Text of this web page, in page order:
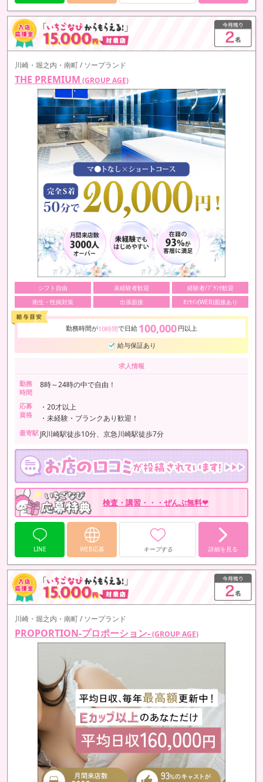
川崎・堀之内・南町 / ソープランド
THE PREMIUM (GROUP AGE)
シフト自由 未経験者歓迎
経験者/ﾌﾞﾗﾝｸ歓迎
衛生・性病対策
出張面接 ｵﾝﾗｲﾝ(WEB)面接あり
勤務時間が10時間で日給 100,000 円以上
給与保証あり
求人情報
勤務
時間
8時～24時の中で自由！
応募
資格
・20才以上
・未経験・ブランクあり歓迎！
最寄駅 JR川崎駅徒歩10分、京急川崎駅徒歩7分
検査・講習・・・ぜんぶ無料❤︎
LINE WEB応募 キープする 詳細を見る
川崎・堀之内・南町 / ソープランド
PROPORTION-プロポーション-(GROUP AGE)